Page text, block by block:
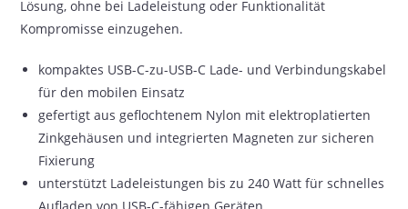
Lösung, ohne bei Ladeleistung oder Funktionalität
Kompromisse einzugehen.
kompaktes USB-C-zu-USB-C Lade- und Verbindungskabel
für den mobilen Einsatz
gefertigt aus geflochtenem Nylon mit elektroplatierten
Zinkgehäusen und integrierten Magneten zur sicheren
Fixierung
unterstützt Ladeleistungen bis zu 240 Watt für schnelles